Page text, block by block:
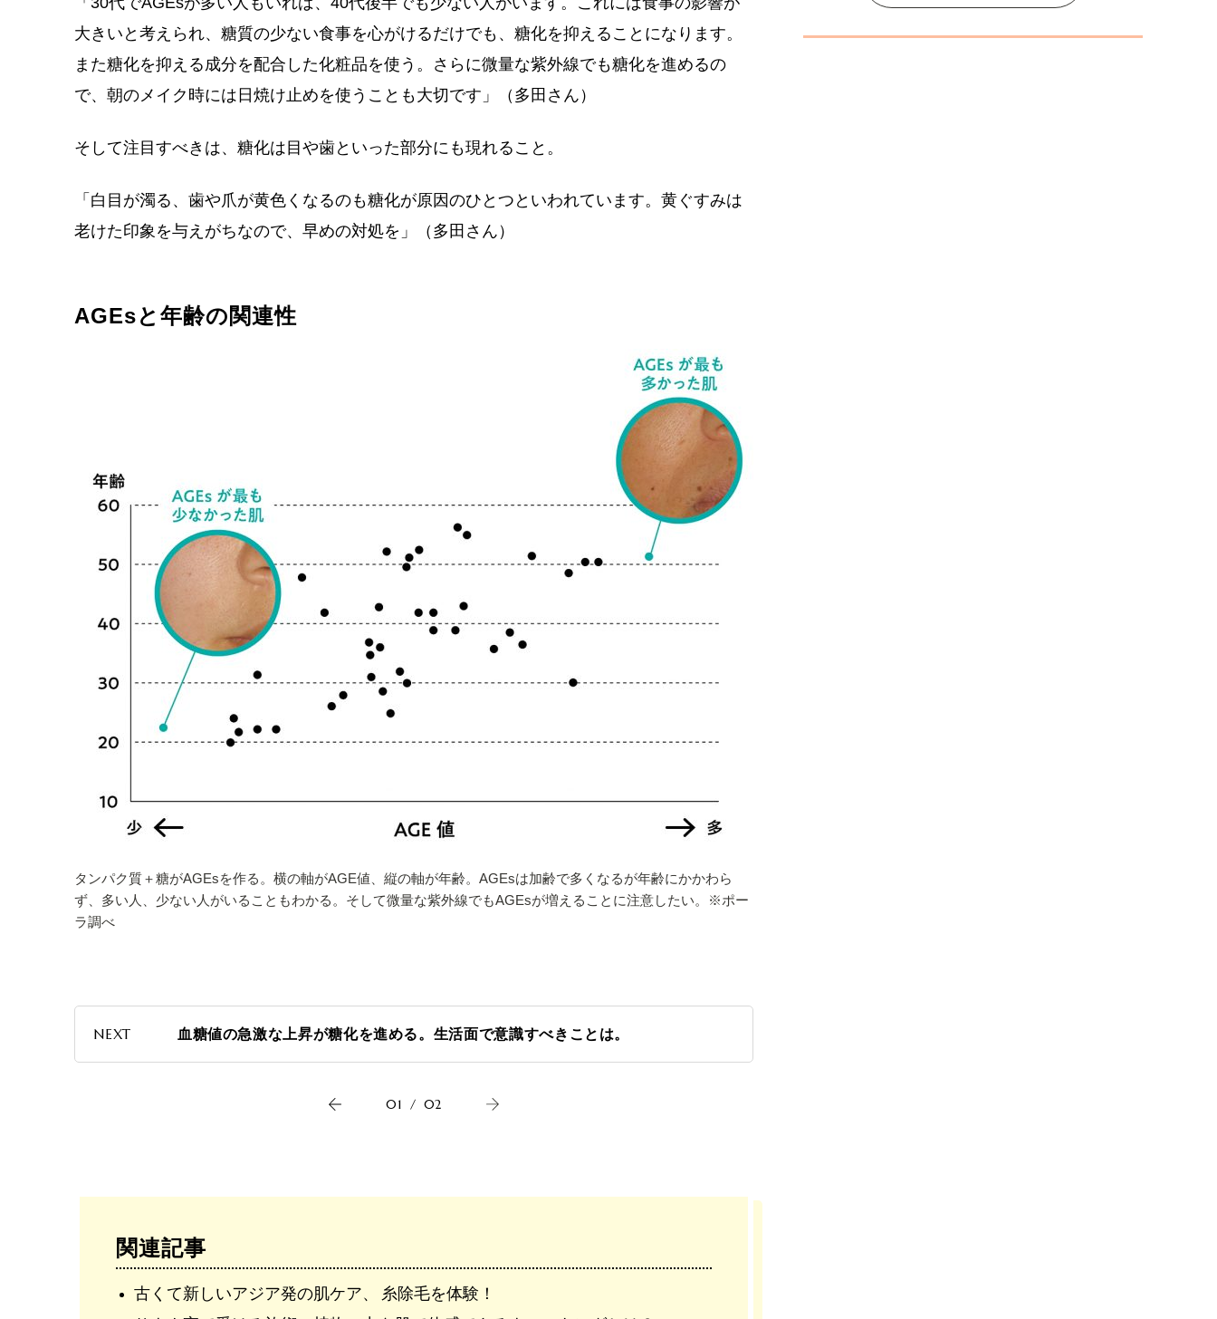
大きいと考えられ、糖質の少ない食事を心がけるだけでも、糖化を抑えることになります。
また糖化を抑える成分を配合した化粧品を使う。さらに微量な紫外線でも糖化を進めるの
で、朝のメイク時には日焼け止めを使うことも大切です」（多田さん）
そして注目すべきは、糖化は目や歯といった部分にも現れること。
「白目が濁る、歯や爪が黄色くなるのも糖化が原因のひとつといわれています。黄ぐすみは
老けた印象を与えがちなので、早めの対処を」（多田さん）
AGEsと年齢の関連性
タンパク質＋糖がAGEsを作る。横の軸がAGE値、縦の軸が年齢。AGEsは加齢で多くなるが年齢にかかわら
ず、多い人、少ない人がいることもわかる。そして微量な紫外線でもAGEsが増えることに注意したい。※ポー
ラ調べ
NEXT 血糖値の急激な上昇が糖化を進める。生活面で意識すべきことは。
01 / 02
関連記事
古くて新しいアジア発の肌ケア、 糸除毛を体験！